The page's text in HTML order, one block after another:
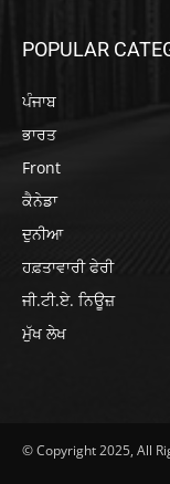
POPULAR
ਪੰਜਾਬ
ਭਾਰਤ
Front
ਕੈਨੇਡਾ
ਦੁਨੀਆ
ਹਫ਼ਤਾਵਾਰੀ ਫੇਰੀ
ਜੀ.ਟੀ.ਏ. ਨਿਊਜ਼
ਮੁੱਖ ਲੇਖ
© Copyright 2025, All